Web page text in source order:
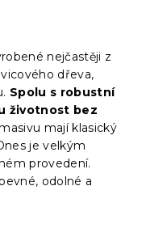
nejčastěji z
dřeva,
Spolu s robustní
životnost bez
mají klasický
je velkým
provedení.
odolné a